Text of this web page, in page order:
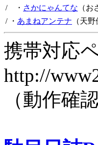
/ ・ さかにゃんてな （お
/ ・ あまねアンテナ （天野
携帯対応
http://
（動作確